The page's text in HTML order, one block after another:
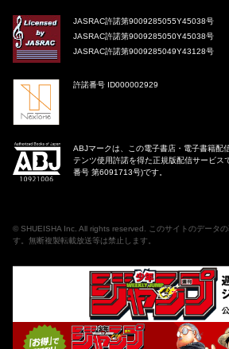
JASRAC許諾第9009285055Y45038号
JASRAC許諾第9009285050Y45038号
JASRAC許諾第9009285049Y43128号
許諾番号 ID000002929
ABJマークは、この電子書店・電子書籍配
テンツ使用許諾を得た正規版配信サービス
番号 第6091713号)です。
© SHUEISHA Inc . All rights reserved. このサイトのデータ
す。無断複製転載放送等は禁止します。